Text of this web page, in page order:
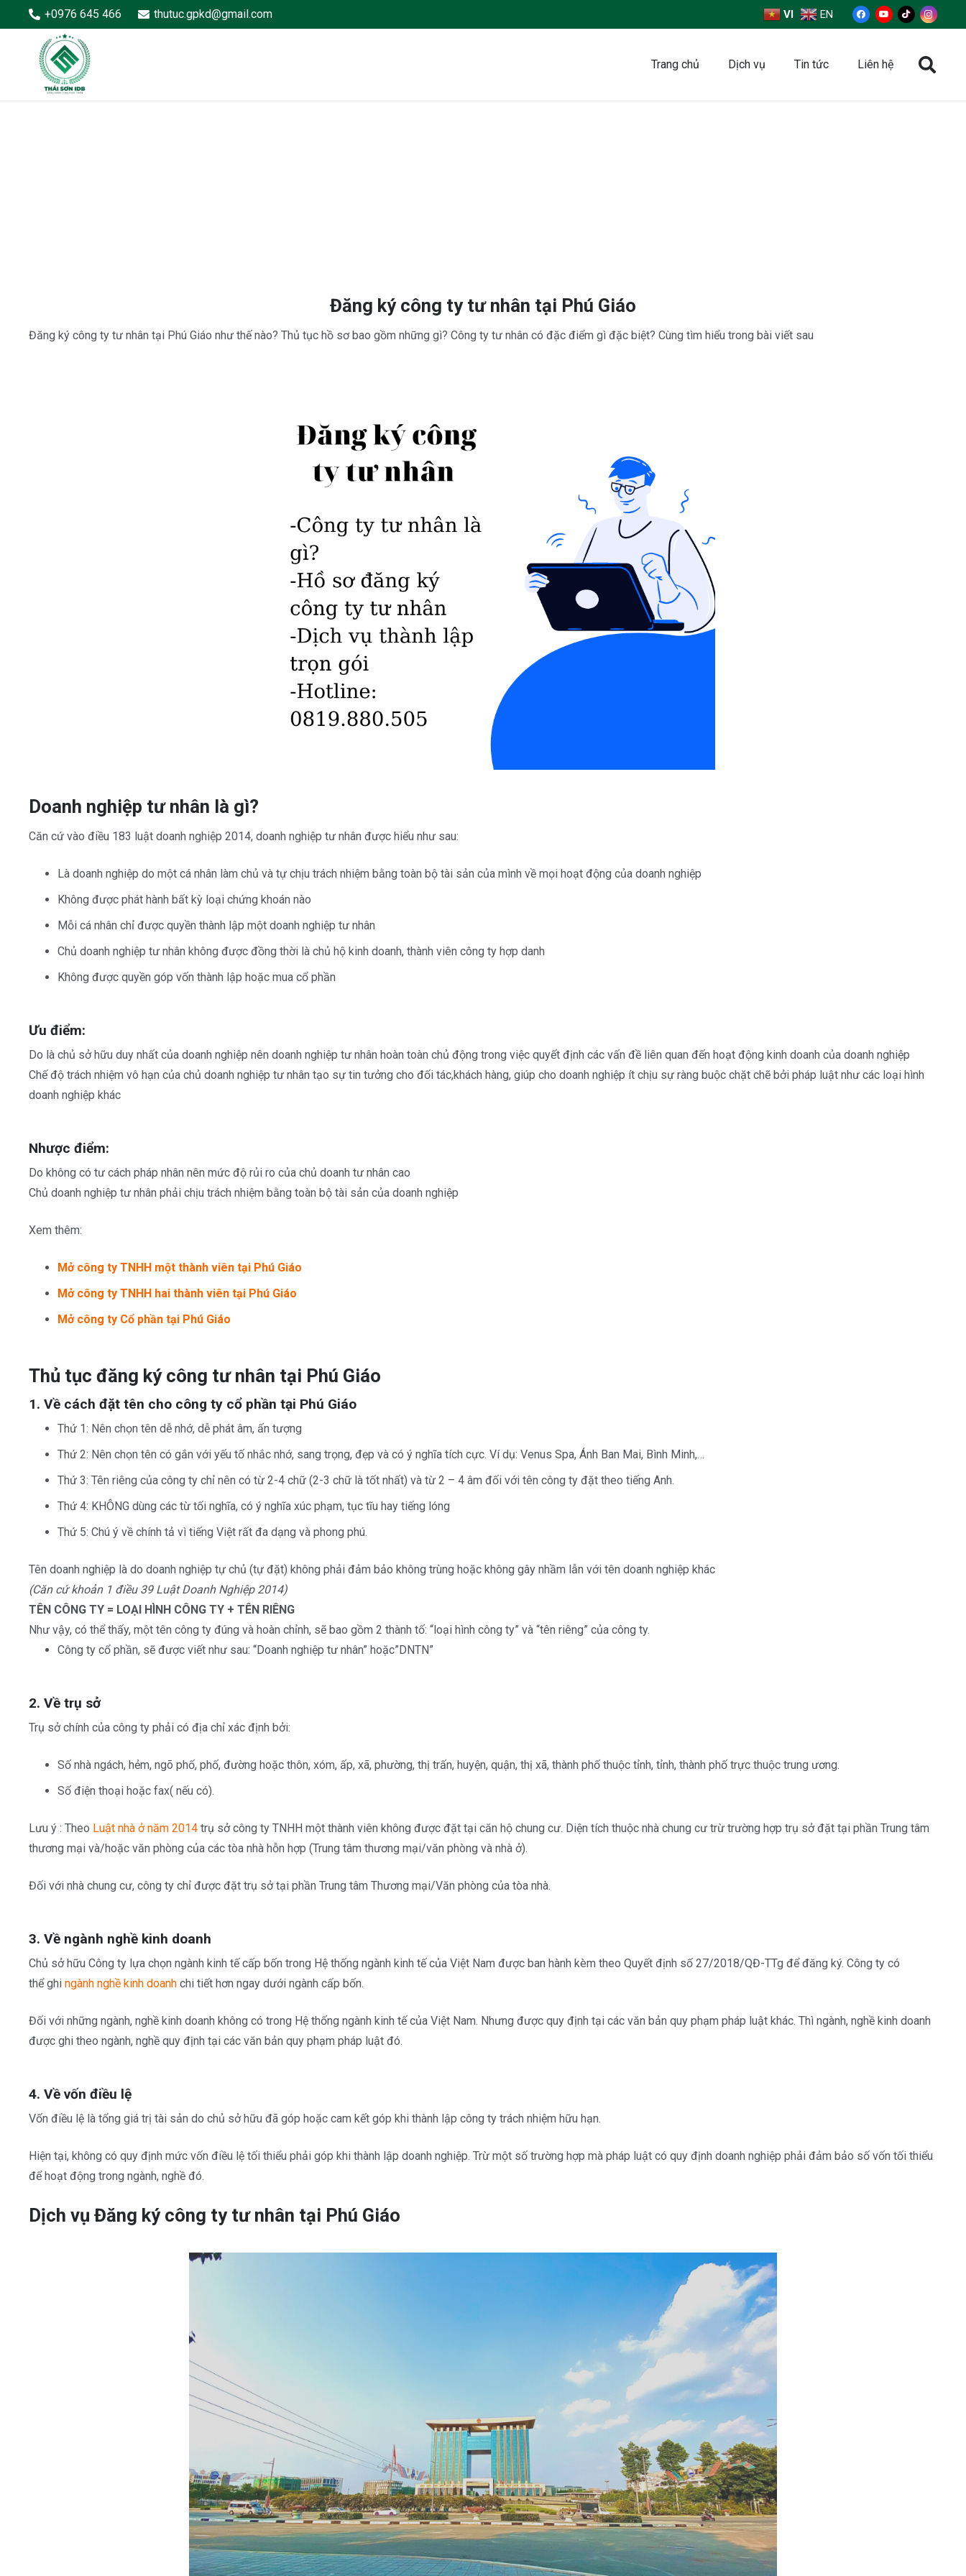
+0976 645 466 thutuc.gpkd@gmail.com VI EN
Trang chủ Dịch vụ Tin tức Liên hệ
Đăng ký công ty tư nhân tại Phú Giáo
Đăng ký công ty tư nhân tại Phú Giáo như thế nào? Thủ tục hồ sơ bao gồm những gì? Công ty tư nhân có đặc điểm gì đặc biệt? Cùng tìm hiểu trong bài viết sau
Doanh nghiệp tư nhân là gì?
Căn cứ vào điều 183 luật doanh nghiệp 2014, doanh nghiệp tư nhân được hiểu như sau:
Là doanh nghiệp do một cá nhân làm chủ và tự chịu trách nhiệm bằng toàn bộ tài sản của mình về mọi hoạt động của doanh nghiệp
Không được phát hành bất kỳ loại chứng khoán nào
Mỗi cá nhân chỉ được quyền thành lập một doanh nghiệp tư nhân
Chủ doanh nghiệp tư nhân không được đồng thời là chủ hộ kinh doanh, thành viên công ty hợp danh
Không được quyền góp vốn thành lập hoặc mua cổ phần
Ưu điểm:
Do là chủ sở hữu duy nhất của doanh nghiệp nên doanh nghiệp tư nhân hoàn toàn chủ động trong việc quyết định các vấn đề liên quan đến hoạt động kinh doanh của doanh nghiệp
Chế độ trách nhiệm vô hạn của chủ doanh nghiệp tư nhân tạo sự tin tưởng cho đối tác,khách hàng, giúp cho doanh nghiệp ít chịu sự ràng buộc chặt chẽ bởi pháp luật như các loại hình
doanh nghiệp khác
Nhược điểm:
Do không có tư cách pháp nhân nên mức độ rủi ro của chủ doanh tư nhân cao
Chủ doanh nghiệp tư nhân phải chịu trách nhiệm bằng toàn bộ tài sản của doanh nghiệp
Xem thêm:
Mở công ty TNHH một thành viên tại Phú Giáo
Mở công ty TNHH hai thành viên tại Phú Giáo
Mở công ty Cổ phần tại Phú Giáo
Thủ tục đăng ký công tư nhân tại Phú Giáo
1. Về cách đặt tên cho công ty cổ phần tại Phú Giáo
Thứ 1: Nên chọn tên dễ nhớ, dễ phát âm, ấn tượng
Thứ 2: Nên chọn tên có gắn với yếu tố nhắc nhớ, sang trọng, đẹp và có ý nghĩa tích cực. Ví dụ: Venus Spa, Ánh Ban Mai, Bình Minh,…
Thứ 3: Tên riêng của công ty chỉ nên có từ 2-4 chữ (2-3 chữ là tốt nhất) và từ 2 – 4 âm đối với tên công ty đặt theo tiếng Anh.
Thứ 4: KHÔNG dùng các từ tối nghĩa, có ý nghĩa xúc phạm, tục tĩu hay tiếng lóng
Thứ 5: Chú ý về chính tả vì tiếng Việt rất đa dạng và phong phú.
Tên doanh nghiệp là do doanh nghiệp tự chủ (tự đặt) không phải đảm bảo không trùng hoặc không gây nhầm lẫn với tên doanh nghiệp khác
(Căn cứ khoản 1 điều 39 Luật Doanh Nghiệp 2014)
TÊN CÔNG TY = LOẠI HÌNH CÔNG TY + TÊN RIÊNG
Như vậy, có thể thấy, một tên công ty đúng và hoàn chỉnh, sẽ bao gồm 2 thành tố: “loại hình công ty” và “tên riêng” của công ty.
Công ty cổ phần, sẽ được viết như sau: “Doanh nghiệp tư nhân” hoặc”DNTN”
2. Về trụ sở
Trụ sở chính của công ty phải có địa chỉ xác định bởi:
Số nhà ngách, hẻm, ngõ phố, phố, đường hoặc thôn, xóm, ấp, xã, phường, thị trấn, huyện, quận, thị xã, thành phố thuộc tỉnh, tỉnh, thành phố trực thuộc trung ương.
Số điện thoại hoặc fax( nếu có).
Lưu ý : Theo Luật nhà ở năm 2014 trụ sở công ty TNHH một thành viên không được đặt tại căn hộ chung cư. Diện tích thuộc nhà chung cư trừ trường hợp trụ sở đặt tại phần Trung tâm
thương mại và/hoặc văn phòng của các tòa nhà hỗn hợp (Trung tâm thương mại/văn phòng và nhà ở).
Đối với nhà chung cư, công ty chỉ được đặt trụ sở tại phần Trung tâm Thương mại/Văn phòng của tòa nhà.
3. Về ngành nghề kinh doanh
Chủ sở hữu Công ty lựa chọn ngành kinh tế cấp bốn trong Hệ thống ngành kinh tế của Việt Nam được ban hành kèm theo Quyết định số 27/2018/QĐ-TTg để đăng ký. Công ty có
thể ghi ngành nghề kinh doanh chi tiết hơn ngay dưới ngành cấp bốn.
Đối với những ngành, nghề kinh doanh không có trong Hệ thống ngành kinh tế của Việt Nam. Nhưng được quy định tại các văn bản quy phạm pháp luật khác. Thì ngành, nghề kinh doanh
được ghi theo ngành, nghề quy định tại các văn bản quy phạm pháp luật đó.
4. Về vốn điều lệ
Vốn điều lệ là tổng giá trị tài sản do chủ sở hữu đã góp hoặc cam kết góp khi thành lập công ty trách nhiệm hữu hạn.
Hiện tại, không có quy định mức vốn điều lệ tối thiểu phải góp khi thành lập doanh nghiệp. Trừ một số trường hợp mà pháp luật có quy định doanh nghiệp phải đảm bảo số vốn tối thiểu
để hoạt động trong ngành, nghề đó.
Dịch vụ Đăng ký công ty tư nhân tại Phú Giáo